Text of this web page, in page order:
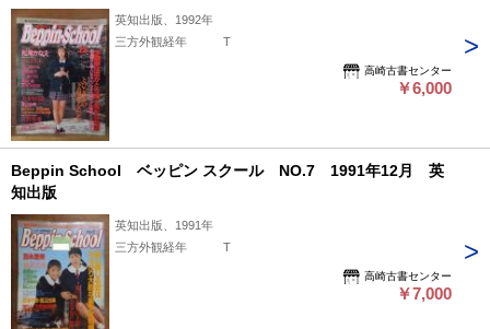
英知出版、1992年
三方外観経年 T
高崎古書センター
￥6,000
Beppin School ベッピン スクール NO.7 1991年12月 英
知出版
英知出版、1991年
三方外観経年 T
高崎古書センター
￥7,000